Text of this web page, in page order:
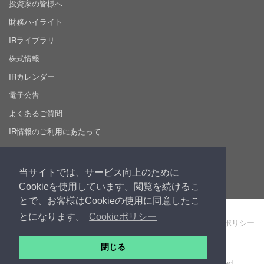
当サイトでは、サービス向上のために
Cookieを使用しています。閲覧を続けるこ
とで、お客様はCookieの使用に同意したこ
とになります。
Cookieポリシー
閉じる
投資家の皆様へ
財務ハイライト
IRライブラリ
株式情報
IRカレンダー
電子公告
よくあるご質問
IR情報のご利用にあたって
製品・サービス利用規約 個人情報保護ポリシー
Cookie ポリシー
サイト利用規約